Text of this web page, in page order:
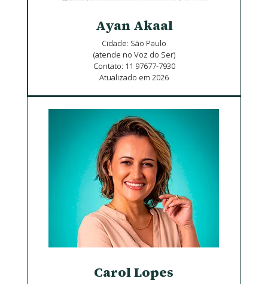
Ayan Akaal
Cidade: São Paulo
(atende no Voz do Ser)
Contato: 11 97677-7930
Atualizado em 2026
Carol Lopes